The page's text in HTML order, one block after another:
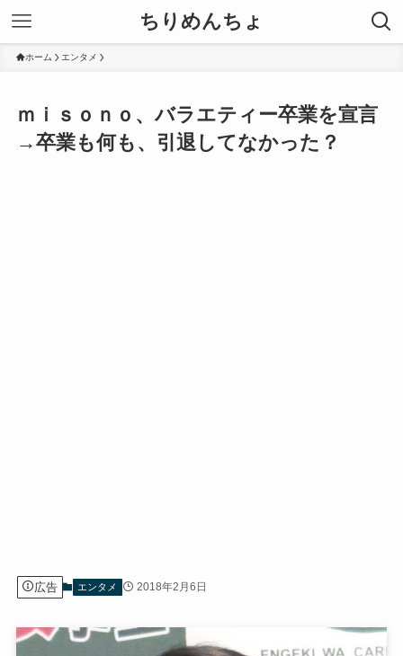
ちりめんちょ
ホーム エンタメ
ｍｉｓｏｎｏ、バラエティー卒業を宣言
→卒業も何も、引退してなかった？
広告 エンタメ 2018年2月6日